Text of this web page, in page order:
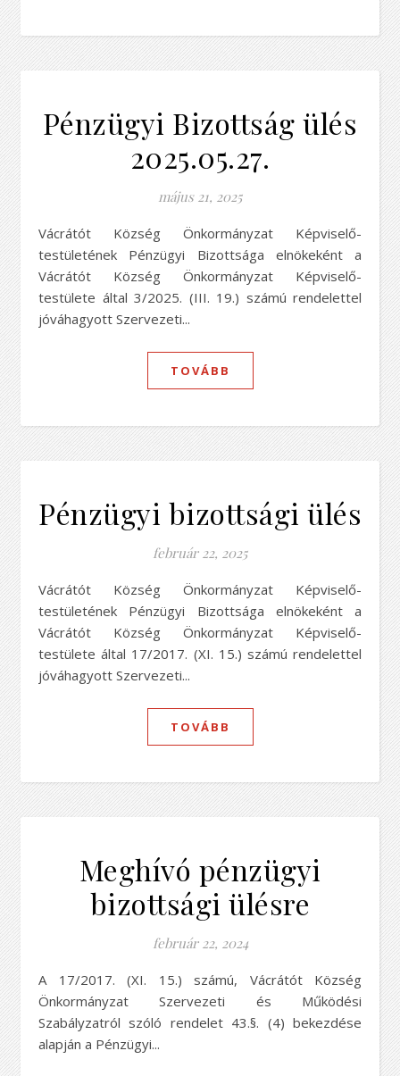
Pénzügyi Bizottság ülés
2025.05.27.
május 21, 2025
Vácrátót Község Önkormányzat Képviselő-
testületének Pénzügyi Bizottsága elnökeként a
Vácrátót Község Önkormányzat Képviselő-
testülete által 3/2025. (III. 19.) számú rendelettel
jóváhagyott Szervezeti...
TOVÁBB
Pénzügyi bizottsági ülés
február 22, 2025
Vácrátót Község Önkormányzat Képviselő-
testületének Pénzügyi Bizottsága elnökeként a
Vácrátót Község Önkormányzat Képviselő-
testülete által 17/2017. (XI. 15.) számú rendelettel
jóváhagyott Szervezeti...
TOVÁBB
Meghívó pénzügyi
bizottsági ülésre
február 22, 2024
A 17/2017. (XI. 15.) számú, Vácrátót Község
Önkormányzat Szervezeti és Működési
Szabályzatról szóló rendelet 43.§. (4) bekezdése
alapján a Pénzügyi...